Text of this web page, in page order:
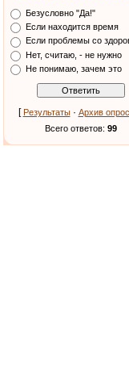
Безусловно "Да!"
Если находится время
Если проблемы со
Нет, считаю, - не нужно
Не понимаю, зачем это
[ Результаты· Архив
Всего ответов: 99